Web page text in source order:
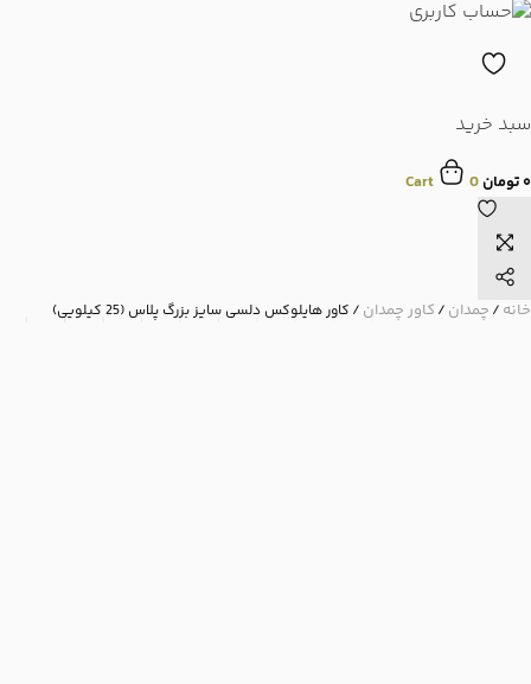
سبد خرید
۰ تومان0
Cart
خانه / چمدان / کاور چمدان / کاور هایلوکس دلسی سایز بزرگ پلاس (25 کیلویی)